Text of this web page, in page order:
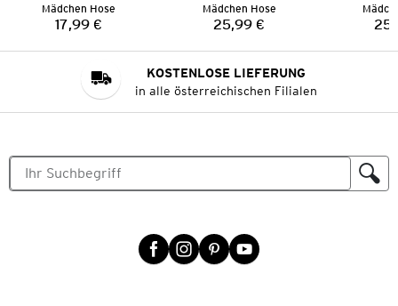
Mädchen Hose
Preis:
17,99 €
Mädchen Hose
Preis:
25,99 €
KOSTENLOSE LIEFERUNG
in alle österreichischen Filialen